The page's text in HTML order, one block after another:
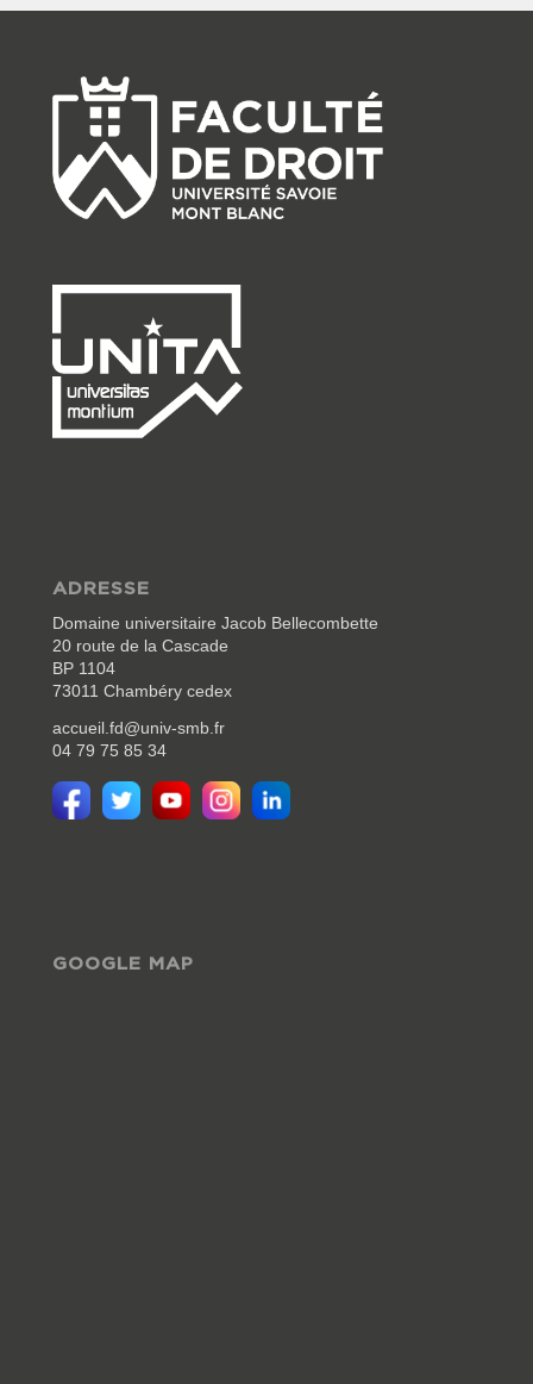
ADRESSE
Domaine universitaire Jacob Bellecombette
20 route de la Cascade
BP 1104
73011 Chambéry cedex
accueil.fd@univ-smb.fr
04 79 75 85 34
GOOGLE MAP